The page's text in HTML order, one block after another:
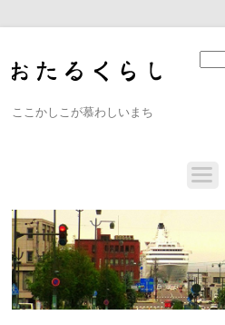
ここかしこが慕わしいまち